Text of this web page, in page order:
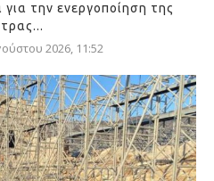
την ενεργοποίηση της
2026, 11:52